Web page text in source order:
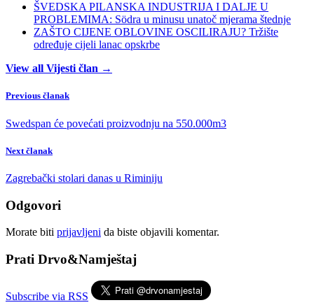
ŠVEDSKA PILANSKA INDUSTRIJA I DALJE U
PROBLEMIMA: Södra u minusu unatoč mjerama štednje
ZAŠTO CIJENE OBLOVINE OSCILIRAJU? Tržište
određuje cijeli lanac opskrbe
View all Vijesti član →
Previous članak
Swedspan će povećati proizvodnju na 550.000m3
Next članak
Zagrebački stolari danas u Riminiju
Odgovori
Morate biti prijavljeni da biste objavili komentar.
Prati Drvo&Namještaj
Subscribe via RSS